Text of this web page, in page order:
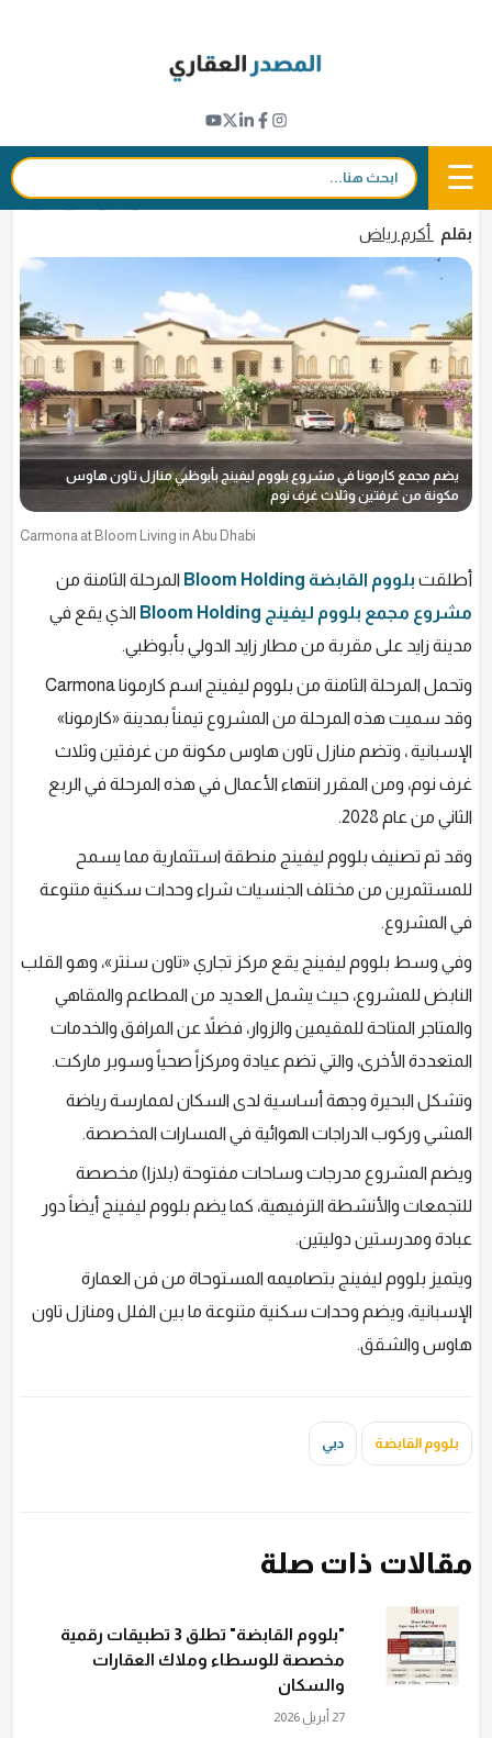
☰ بحث:
"بلووم القابضة" تطلق مجمع "كارمونا" ضمن
مشروع «بلووم ليفينج» في أبوظبي
5 مارس 2025 - 16:34 f
𝕏
in
بقلم أكرم رياض
يضم مجمع كارمونا في مشروع بلووم ليفينج بأبوظبي منازل تاون هاوس
مكونة من غرفتين وثلاث غرف نوم
Carmona at Bloom Living in Abu Dhabi
أطلقت بلووم القابضة Bloom Holding
المرحلة الثامنة من
مشروع مجمع بلووم ليفينج Bloom Holding
الذي يقع في
مدينة زايد على مقربة من مطار زايد الدولي بأبوظبي.
وتحمل المرحلة الثامنة من بلووم ليفينج اسم كارمونا Carmona
وقد سميت هذه المرحلة من المشروع تيمناً بمدينة «كارمونا»
الإسبانية ، وتضم منازل تاون هاوس مكونة من غرفتين وثلاث
غرف نوم، ومن المقرر انتهاء الأعمال في هذه المرحلة في الربع
الثاني من عام 2028.
وقد تم تصنيف بلووم ليفينج منطقة استثمارية مما يسمح
للمستثمرين من مختلف الجنسيات شراء وحدات سكنية متنوعة
في المشروع.
وفي وسط بلووم ليفينج يقع مركز تجاري «تاون سنتر»، وهو القلب
النابض للمشروع، حيث يشمل العديد من المطاعم والمقاهي
والمتاجر المتاحة للمقيمين والزوار، فضلاً عن المرافق والخدمات
المتعددة الأخرى، والتي تضم عيادة ومركزاً صحياً وسوبر ماركت.
وتشكل البحيرة وجهة أساسية لدى السكان لممارسة رياضة
المشي وركوب الدراجات الهوائية في المسارات المخصصة.
ويضم المشروع مدرجات وساحات مفتوحة (بلازا) مخصصة
للتجمعات والأنشطة الترفيهية، كما يضم بلووم ليفينج أيضاً دور
عبادة ومدرستين دوليتين.
ويتميز بلووم ليفينج بتصاميمه المستوحاة من فن العمارة
الإسبانية، ويضم وحدات سكنية متنوعة ما بين الفلل ومنازل تاون
هاوس والشقق.
بلووم القابضة دبي
مقالات ذات صلة
"بلووم القابضة" تطلق 3 تطبيقات رقمية
مخصصة للوسطاء وملاك العقارات
والسكان
27 أبريل 2026